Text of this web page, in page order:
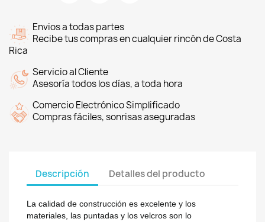
Envios a todas partes
Recibe tus compras en cualquier rincón de Costa
Rica
Servicio al Cliente
Asesoría todos los días, a toda hora
Comercio Electrónico Simplificado
Compras fáciles, sonrisas aseguradas
Descripción Detalles del producto
La calidad de construcción es excelente y los
materiales, las puntadas y los velcros son lo